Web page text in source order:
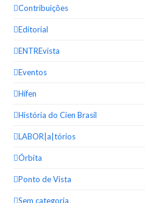
Contribuições
Editorial
ENTREvista
Eventos
Hífen
História do Cien Brasil
LABOR|a|tórios
Órbita
Ponto de Vista
Sem categoria